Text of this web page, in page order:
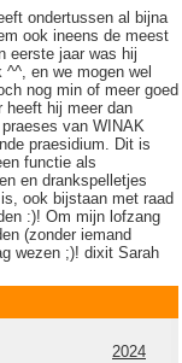
ondertussen al bijna
ook ineens de meest
eerste jaar was hij
en we mogen wel
nog min of meer goed
heeft hij meer dan
van WINAK
praesidium. Dit is
functie als
en drankspelletjes
ook bijstaan met raad
:)! Om mijn lofzang
(zonder iemand
wezen ;)! dixit Sarah
2024